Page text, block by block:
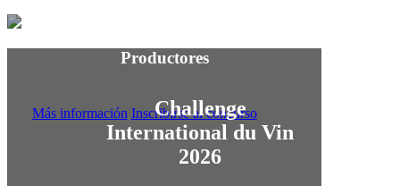
Challenge
International du Vin
2026
Productores
Más información Inscribirse al concurso